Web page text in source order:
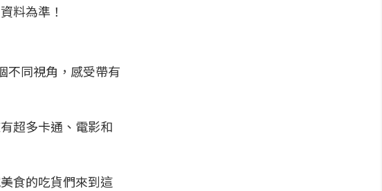
料為準！
不同視角，感受帶有
超多卡通、電影和
食的吃貨們來到這